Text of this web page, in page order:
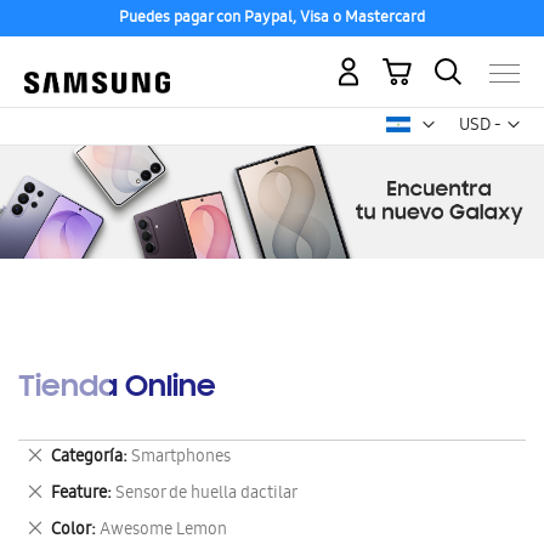
Puedes pagar con Paypal, Visa o Mastercard
USD -
dólar
Mi carrito
Tienda Online
Categoría Smartphones
Eliminar
este
artículo
Feature Sensor de huella dactilar
Eliminar
este
Color Awesome Lemon
Eliminar